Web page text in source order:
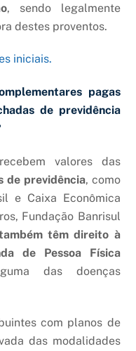
, sendo legalmente
destes proventos.
iniciais.
pagas
de previdência
valores das
de previdência, como
e Caixa Econômica
Fundação Banrisul
têm direito à
de Pessoa Física
das doenças
com planos de
das modalidades